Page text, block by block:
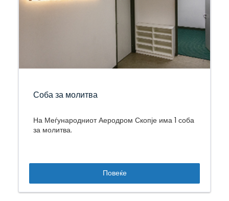
Соба за молитва
На Меѓународниот Аеродром Скопје има 1 соба
за молитва.
Повеќе